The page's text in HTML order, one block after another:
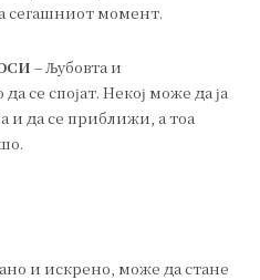
сегашниот момент.
– Љубовта и
се спојат. Некој може да ја
и да се приближи, а тоа
и искрено, може да стане